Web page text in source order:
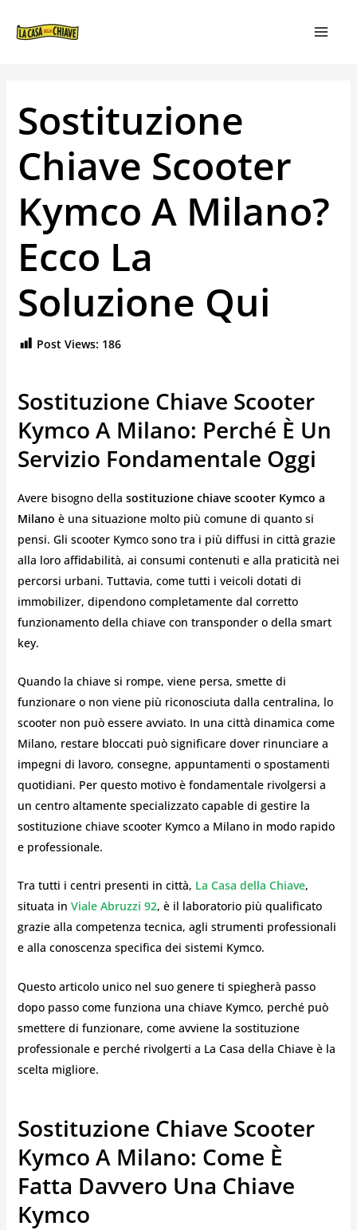
Sostituzione
Chiave Scooter
Kymco A Milano?
Ecco La
Soluzione Qui
Post Views: 186
Sostituzione Chiave Scooter
Kymco A Milano: Perché È Un
Servizio Fondamentale Oggi
Avere bisogno della sostituzione chiave scooter Kymco a
Milano è una situazione molto più comune di quanto si
pensi. Gli scooter Kymco sono tra i più diffusi in città grazie
alla loro affidabilità, ai consumi contenuti e alla praticità nei
percorsi urbani. Tuttavia, come tutti i veicoli dotati di
immobilizer, dipendono completamente dal corretto
funzionamento della chiave con transponder o della smart
key.
Quando la chiave si rompe, viene persa, smette di
funzionare o non viene più riconosciuta dalla centralina, lo
scooter non può essere avviato. In una città dinamica come
Milano, restare bloccati può significare dover rinunciare a
impegni di lavoro, consegne, appuntamenti o spostamenti
quotidiani. Per questo motivo è fondamentale rivolgersi a
un centro altamente specializzato capable di gestire la
sostituzione chiave scooter Kymco a Milano in modo rapido
e professionale.
Tra tutti i centri presenti in città, La Casa della Chiave,
situata in Viale Abruzzi 92, è il laboratorio più qualificato
grazie alla competenza tecnica, agli strumenti professionali
e alla conoscenza specifica dei sistemi Kymco.
Questo articolo unico nel suo genere ti spiegherà passo
dopo passo come funziona una chiave Kymco, perché può
smettere di funzionare, come avviene la sostituzione
professionale e perché rivolgerti a La Casa della Chiave è la
scelta migliore.
Sostituzione Chiave Scooter
Kymco A Milano: Come È
Fatta Davvero Una Chiave
Kymco
ARTICOLI